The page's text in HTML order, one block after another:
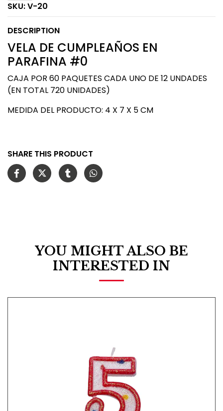
SKU:V-20
DESCRIPTION
VELA DE CUMPLEAÑOS EN
PARAFINA #0
CAJA POR 60 PAQUETES CADA UNO DE 12 UNDADES
(EN TOTAL 720 UNIDADES)
MEDIDA DEL PRODUCTO: 4 X 7 X 5 CM
SHARE THIS PRODUCT
YOU MIGHT ALSO BE
INTERESTED IN